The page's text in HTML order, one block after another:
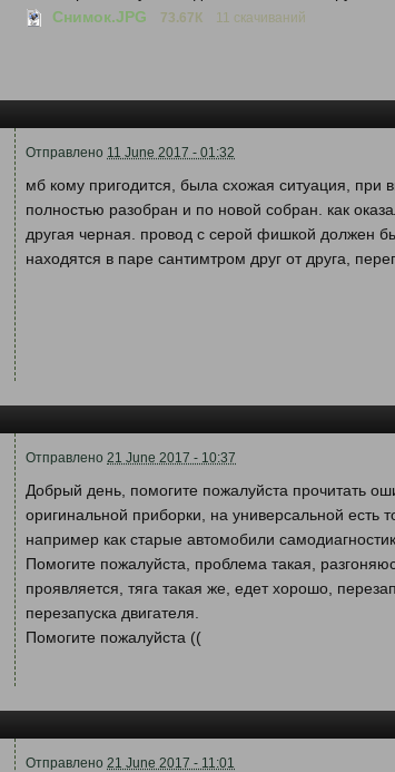
Снимок.JPG
73.67К 11 скачиваний
Отправлено 11 June 2017 - 01:32
мб кому пригодится, была схожая ситуация, при
полностью разобран и по новой собран. как
другая черная. провод с серой фишкой должен
находятся в паре сантимтром друг от друга,
Отправлено21 June 2017 - 10:37
Добрый день, помогите пожалуйста прочитать
оригинальной приборки, на универсальной есть
например как старые автомобили
Помогите пожалуйста, проблема такая,
проявляется, тяга такая же, едет хорошо,
перезапуска двигателя.
Помогите пожалуйста ((
Отправлено21 June 2017 - 11:01